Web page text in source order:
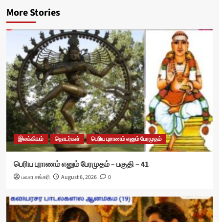
More Stories
இலக்கியம் தொடர்கள் பெரிய புராணம் எனும் பேரமுதம்
பெரிய புராணம் எனும் பேரமுதம் – பகுதி – 41
பவள சங்கரி August 6, 2026 0